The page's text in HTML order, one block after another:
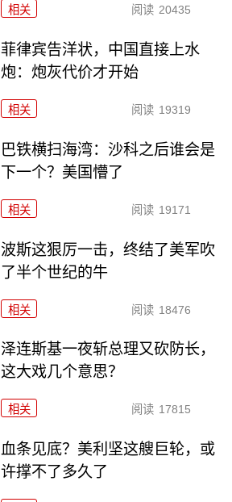
相关 阅读 20435
菲律宾告洋状，中国直接上水
炮：炮灰代价才开始
相关 阅读 19319
巴铁横扫海湾：沙科之后谁会是
下一个？美国懵了
相关 阅读 19171
波斯这狠厉一击，终结了美军吹
了半个世纪的牛
相关 阅读 18476
泽连斯基一夜斩总理又砍防长，
这大戏几个意思？
相关 阅读 17815
血条见底？美利坚这艘巨轮，或
许撑不了多久了